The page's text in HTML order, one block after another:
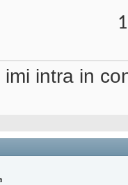
intra in